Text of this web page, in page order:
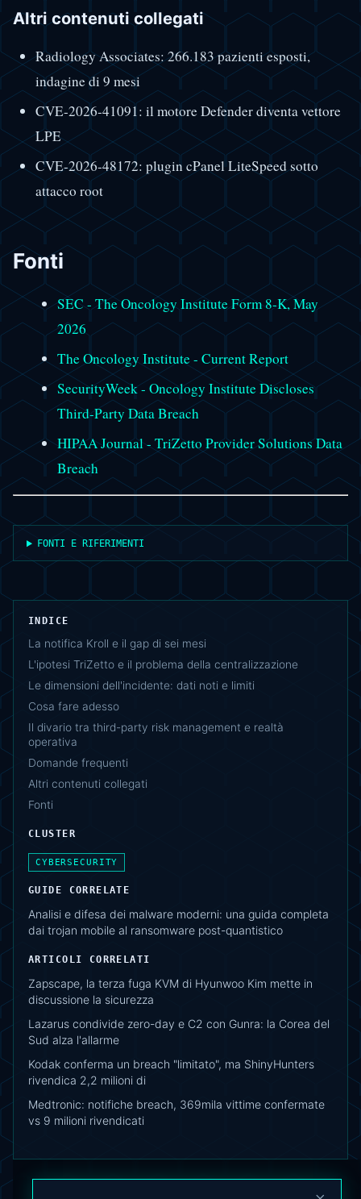
Altri contenuti collegati
Radiology Associates: 266.183 pazienti esposti,
indagine di 9 mesi
CVE-2026-41091: il motore Defender diventa vettore
LPE
CVE-2026-48172: plugin cPanel LiteSpeed sotto
attacco root
Fonti
SEC - The Oncology Institute Form 8-K, May
2026
The Oncology Institute - Current Report
SecurityWeek - Oncology Institute Discloses
Third-Party Data Breach
HIPAA Journal - TriZetto Provider Solutions Data
Breach
FONTI E RIFERIMENTI
INDICE
La notifica Kroll e il gap di sei mesi
L'ipotesi TriZetto e il problema della centralizzazione
Le dimensioni dell'incidente: dati noti e limiti
Cosa fare adesso
Il divario tra third-party risk management e realtà
operativa
Domande frequenti
Altri contenuti collegati
Fonti
CLUSTER
CYBERSECURITY
GUIDE CORRELATE
Analisi e difesa dei malware moderni: una guida completa
dai trojan mobile al ransomware post-quantistico
ARTICOLI CORRELATI
Zapscape, la terza fuga KVM di Hyunwoo Kim mette in
discussione la sicurezza
Lazarus condivide zero-day e C2 con Gunra: la Corea del
Sud alza l'allarme
Kodak conferma un breach "limitato", ma ShinyHunters
rivendica 2,2 milioni di
Medtronic: notifiche breach, 369mila vittime confermate
vs 9 milioni rivendicati